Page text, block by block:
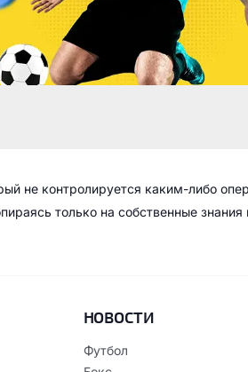
не контролируется каким-либо
только на собственные
НОВОСТИ
Футбол